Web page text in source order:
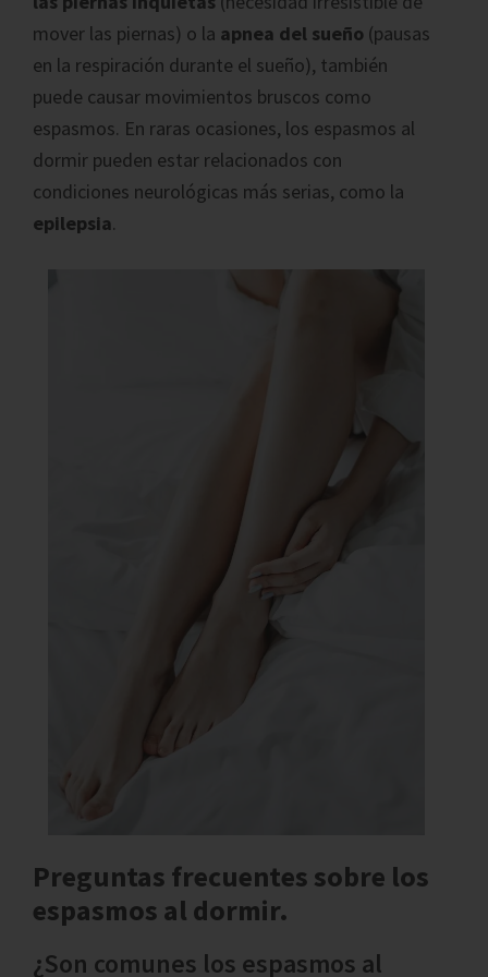
mover las piernas) o la apnea del sueño (pausas
en la respiración durante el sueño), también
puede causar movimientos bruscos como
espasmos. En raras ocasiones, los espasmos al
dormir pueden estar relacionados con
condiciones neurológicas más serias, como la
epilepsia.
Preguntas frecuentes sobre los
espasmos al dormir.
¿Son comunes los espasmos al